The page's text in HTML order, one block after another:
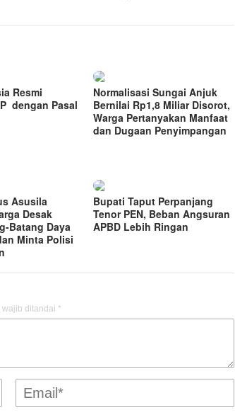
Resmi
dengan Pasal
Normalisasi Sungai Anjuk
Bernilai Rp1,8 Miliar Disorot,
Warga Pertanyakan Manfaat
dan Dugaan Penyimpangan
Asusila
Desak
Batang Daya
Minta Polisi
Bupati Taput Perpanjang
Tenor PEN, Beban Angsuran
APBD Lebih Ringan
wajib ditandai *